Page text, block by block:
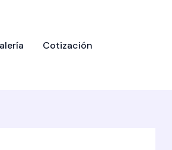
Cotización